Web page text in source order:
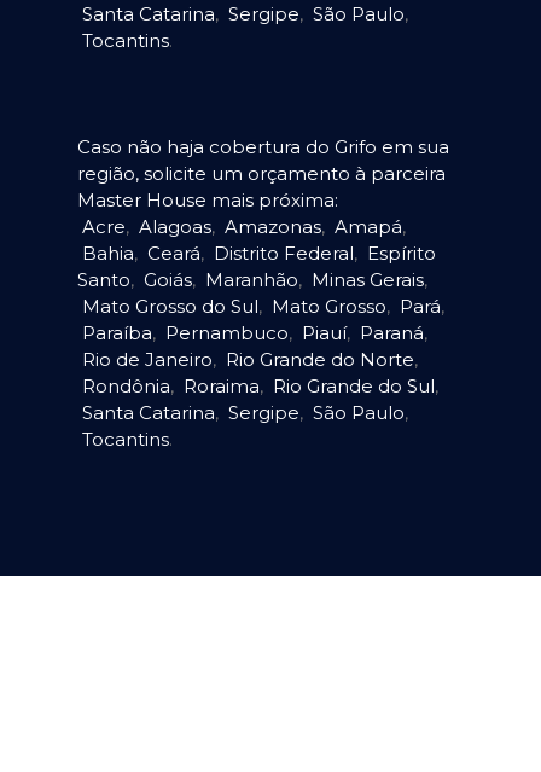
Santa Catarina, Sergipe, São Paulo,
Tocantins.
Caso não haja cobertura do Grifo em sua
região, solicite um orçamento à parceira
Master House mais próxima:
Acre, Alagoas, Amazonas, Amapá,
Bahia, Ceará, Distrito Federal, Espírito
Santo, Goiás, Maranhão, Minas Gerais,
Mato Grosso do Sul, Mato Grosso, Pará,
Paraíba, Pernambuco, Piauí, Paraná,
Rio de Janeiro, Rio Grande do Norte,
Rondônia, Roraima, Rio Grande do Sul,
Santa Catarina, Sergipe, São Paulo,
Tocantins.